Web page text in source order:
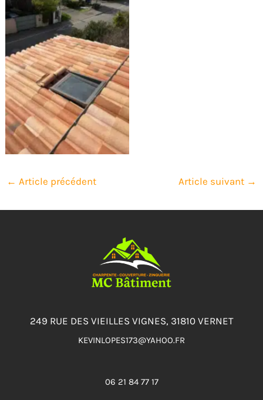
Rénovation d’une toiture
à Auterive
← Article précédent Article suivant →
249 RUE DES VIEILLES VIGNES, 31810 VERNET
KEVINLOPES173@YAHOO.FR
06 21 84 77 17